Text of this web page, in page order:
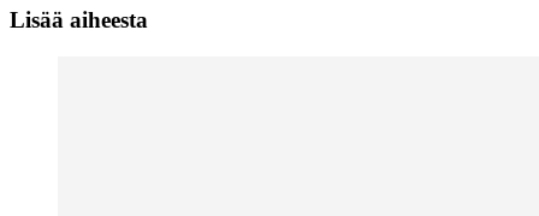
Lisää aiheesta